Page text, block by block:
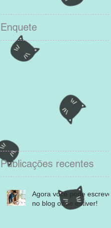
Enquete
Publicações recentes
Agora você pode escrever
no blog onde estiver!